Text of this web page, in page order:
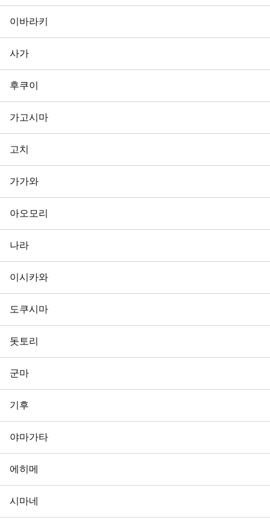
이바라키
사가
후쿠이
가고시마
고치
가가와
아오모리
나라
이시카와
도쿠시마
돗토리
군마
기후
야마가타
에히메
시마네